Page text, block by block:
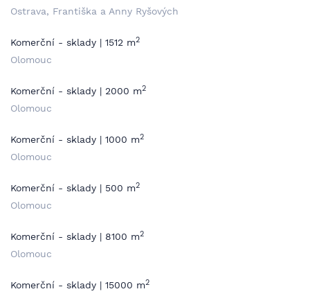
Ostrava, Františka a Anny Ryšových
Komerční - sklady | 1512 m2
Olomouc
Komerční - sklady | 2000 m2
Olomouc
Komerční - sklady | 1000 m2
Olomouc
Komerční - sklady | 500 m2
Olomouc
Komerční - sklady | 8100 m2
Olomouc
Komerční - sklady | 15000 m2